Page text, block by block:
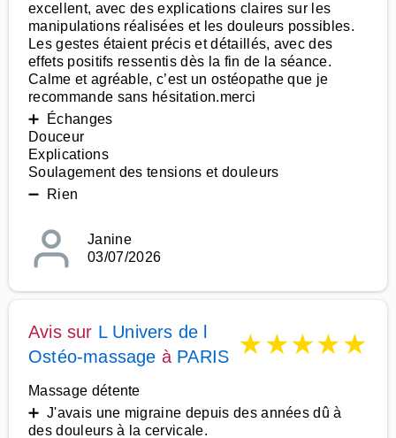
excellent, avec des explications claires sur les
manipulations réalisées et les douleurs possibles.
Les gestes étaient précis et détaillés, avec des
effets positifs ressentis dès la fin de la séance.
Calme et agréable, c’est un ostéopathe que je
recommande sans hésitation.merci
➕ Échanges
Douceur
Explications
Soulagement des tensions et douleurs
➖ Rien
Janine
03/07/2026
Avis sur L Univers de l
Ostéo-massage à PARIS ★★★★★
Massage détente
➕ J'avais une migraine depuis des années dû à
des douleurs à la cervicale.